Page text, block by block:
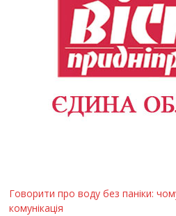
Говорити про воду без паніки:
комунікація